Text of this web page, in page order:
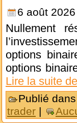
6 août 2026
Nullement
options
options
Lire la suite
Publié dans
trader |